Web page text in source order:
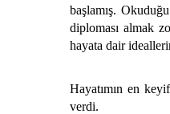
başlamış.
diploması almak
hayata dair
Hayatımın en
verdi.